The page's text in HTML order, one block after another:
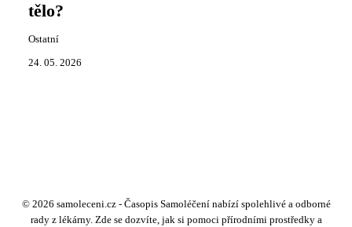
tělo?
Ostatní
24. 05. 2026
© 2026 samoleceni.cz - Časopis Samoléčení nabízí spolehlivé a odborné
rady z lékárny. Zde se dozvíte, jak si pomoci přírodními prostředky a